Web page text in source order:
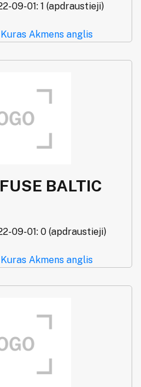
09-01: 1 (apdraustieji)
Kuras Akmens anglis
BALTIC
09-01: 0 (apdraustieji)
Kuras Akmens anglis